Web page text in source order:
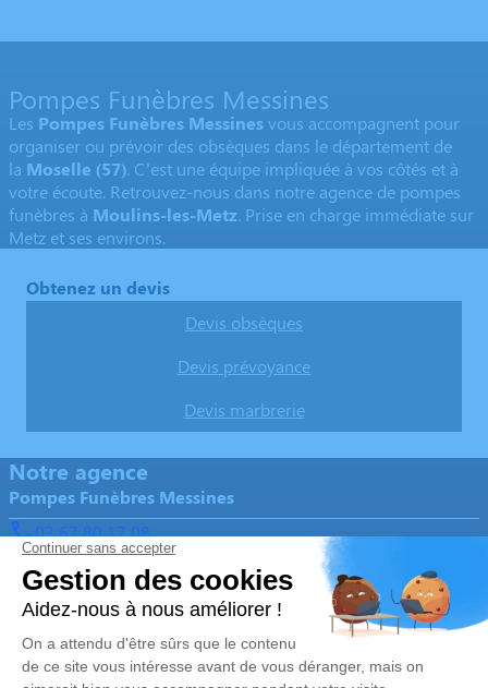
Pompes Funèbres Messines
Les Pompes Funèbres Messinesvous accompagnent pour
organiser ou prévoir des obsèques dans le département de
la Moselle (57). C’est une équipe impliquée à vos côtés et à
votre écoute. Retrouvez-nous dans notre agence de pompes
funèbres à Moulins-les-Metz. Prise en charge immédiate sur
Metz et ses environs.
Obtenez un devis
Devis obsèques
Devis prévoyance
Devis marbrerie
Notre agence
Pompes Funèbres Messines
03 67 80 17 08
contact@pf-messines.fr
92 Rue de Jouy - 57160 - Moulins-lès-Metz
5/5 - 60 avis
Nos Services
Organiser des obsèques
Liens utiles
Avis de décès